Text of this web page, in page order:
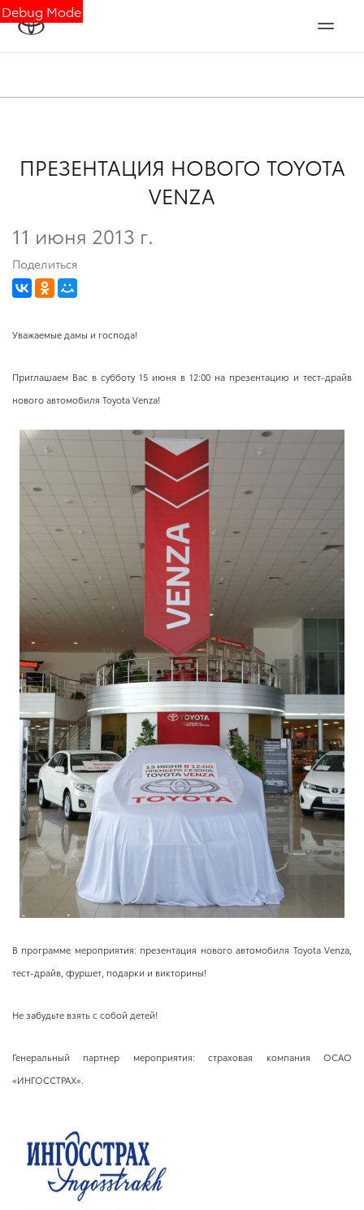
Debug Mode
ПРЕЗЕНТАЦИЯ НОВОГО TOYOTA
VENZA
11 июня 2013 г.
Поделиться
Уважаемые дамы и господа!
Приглашаем Вас в субботу 15 июня в 12:00 на презентацию и тест-драйв
нового автомобиля Toyota Venza!
В программе мероприятия: презентация нового автомобиля Toyota Venza,
тест-драйв, фуршет, подарки и викторины!
Не забудьте взять с собой детей!
Генеральный партнер мероприятия: страховая компания ОСАО
«ИНГОССТРАХ».